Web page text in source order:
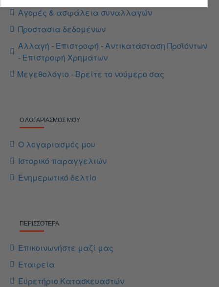
Αγορές & ασφάλεια συναλλαγών
Προστασια δεδομένων
Αλλαγή - Επιστροφή - Αντικατάσταση Προϊόντων
- Επιστροφή Χρημάτων
Μεγεθολόγιο - Βρείτε το νούμερο σας
Ο ΛΟΓΑΡΙΑΣΜΌΣ ΜΟΥ
Ο λογαριασμός μου
Ιστορικό παραγγελιών
Ενημερωτικό δελτίο
ΠΕΡΙΣΣΌΤΕΡΑ
Επικοινωνήστε μαζί μας
Εταιρεία
Ευρετήριο Κατασκευαστών